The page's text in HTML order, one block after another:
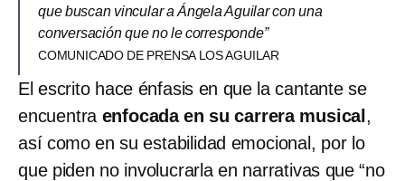
que buscan vincular a Ángela Aguilar con una
conversación que no le corresponde”
COMUNICADO DE PRENSA LOS AGUILAR
El escrito hace énfasis en que la cantante se
encuentra enfocada en su carrera musical ,
así como en su estabilidad emocional, por lo
que piden no involucrarla en narrativas que “no